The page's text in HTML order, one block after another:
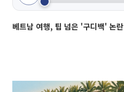
베트남 여행, 팁 넘은 '구디백' 논란